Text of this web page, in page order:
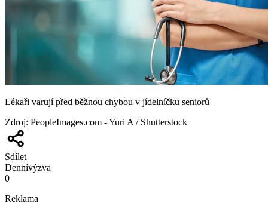
Lékaři varují před běžnou chybou v jídelníčku seniorů
Zdroj: PeopleImages.com - Yuri A / Shutterstock
Sdílet
Dennívýzva
0
Reklama